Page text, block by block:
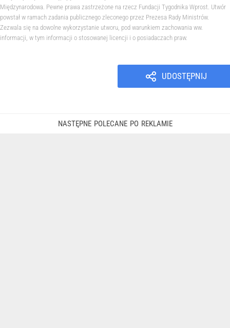
Międzynarodowa. Pewne prawa zastrzeżone na rzecz Fundacji Tygodnika Wprost. Utwór
powstał w ramach zadania publicznego zleconego przez Prezesa Rady Ministrów.
Zezwala się na dowolne wykorzystanie utworu, pod warunkiem zachowania ww.
informacji, w tym informacji o stosowanej licencji i o posiadaczach praw.
UDOSTĘPNIJ